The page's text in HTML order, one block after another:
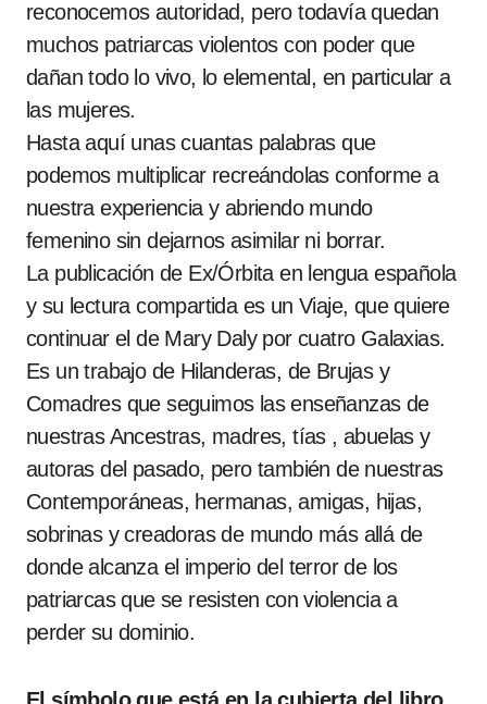
reconocemos autoridad, pero todavía quedan
muchos patriarcas violentos con poder que
dañan todo lo vivo, lo elemental, en particular a
las mujeres.
Hasta aquí unas cuantas palabras que
podemos multiplicar recreándolas conforme a
nuestra experiencia y abriendo mundo
femenino sin dejarnos asimilar ni borrar.
La publicación de Ex/Órbita en lengua española
y su lectura compartida es un Viaje, que quiere
continuar el de Mary Daly por cuatro Galaxias.
Es un trabajo de Hilanderas, de Brujas y
Comadres que seguimos las enseñanzas de
nuestras Ancestras, madres, tías , abuelas y
autoras del pasado, pero también de nuestras
Contemporáneas, hermanas, amigas, hijas,
sobrinas y creadoras de mundo más allá de
donde alcanza el imperio del terror de los
patriarcas que se resisten con violencia a
perder su dominio.